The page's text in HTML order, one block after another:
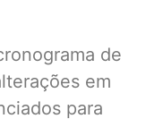
de
em
para